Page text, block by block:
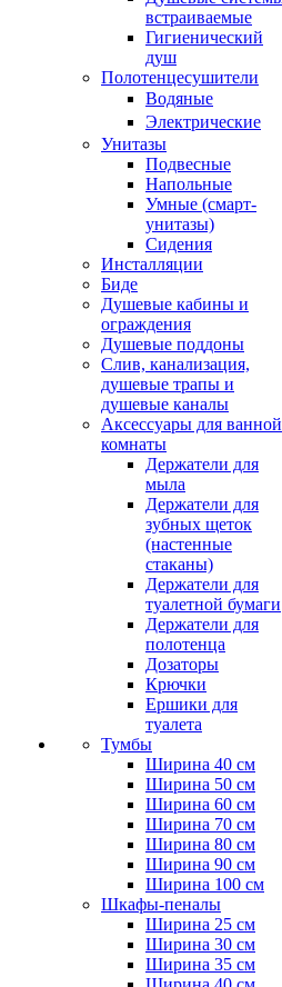
встраиваемые
Гигиенический
душ
Полотенцесушители
ㅤВодяные
ㅤЭлектрические
Унитазы
Подвесные
Напольные
Умные (смарт-
унитазы)
Сидения
Инсталляции
Биде
Душевые кабины и
ограждения
Душевые поддоны
Слив, канализация,
душевые трапы и
душевые каналы
Аксессуары для ванной
комнаты
Держатели для
мыла
Держатели для
зубных щеток
(настенные
стаканы)
Держатели для
туалетной бумаги
Держатели для
полотенца
Дозаторы
Крючки
Ершики для
туалета
Тумбы
Ширина 40 см
Ширина 50 см
Ширина 60 см
Ширина 70 см
Ширина 80 см
Ширина 90 см
Ширина 100 см
Шкафы-пеналы
Ширина 25 см
Ширина 30 см
Ширина 35 см